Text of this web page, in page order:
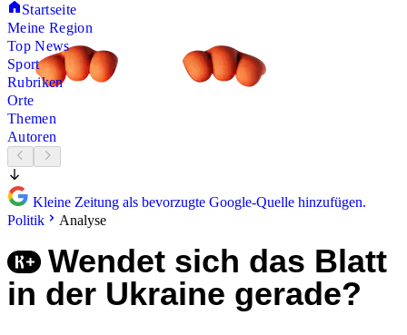
Startseite
Meine Region
Top News
Sport
Rubriken
Orte
Themen
Autoren
Kleine Zeitung als bevorzugte Google-Quelle hinzufügen.
Politik
Analyse
Wendet sich das Blatt
in der Ukraine gerade?